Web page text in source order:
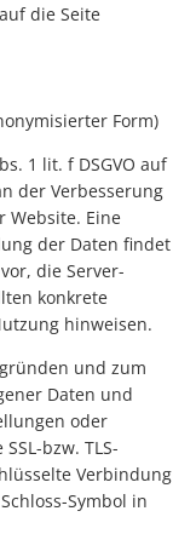
die Seite
Form)
1 lit. f DSGVO auf
der Verbesserung
Website. Eine
der Daten findet
die Server-
konkrete
hinweisen.
und zum
Daten und
oder
bzw. TLS-
Verbindung
Symbol in